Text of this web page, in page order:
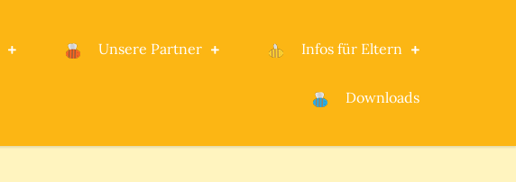
Unsere Partner Infos für Eltern
Downloads